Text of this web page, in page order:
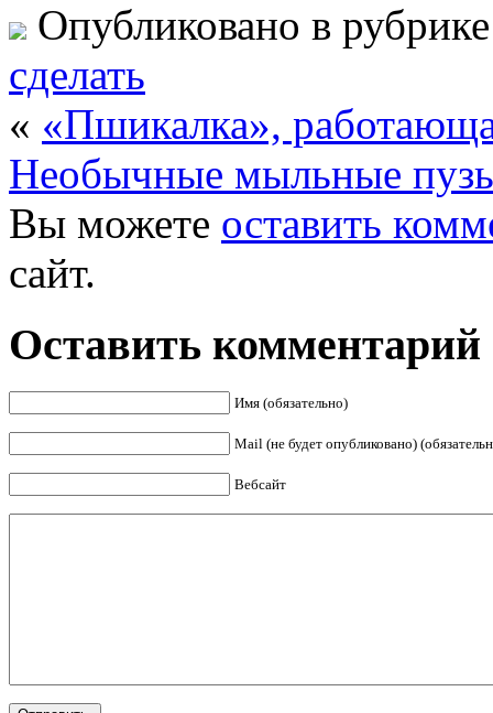
Опубликовано в
сделать
« «Пшикалка»,
Необычные мыльные
Вы можете оставить
сайт.
Оставить комментарий
Имя (обязательно)
Mail (не будет опубликовано)
Вебсайт